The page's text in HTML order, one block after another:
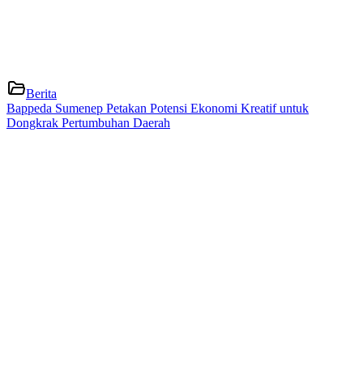
Berita
Bappeda Sumenep Petakan Potensi Ekonomi Kreatif untuk
Dongkrak Pertumbuhan Daerah